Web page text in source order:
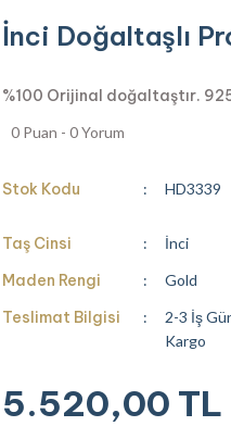
İnci Doğaltaşlı
%100 Orijinal doğaltaştır. 925
0 Puan - 0 Yorum
Stok Kodu HD3339
Taş Cinsi İnci
Maden Rengi Gold
Teslimat Bilgisi
2-3 İş
Kargo
5.520,00 TL